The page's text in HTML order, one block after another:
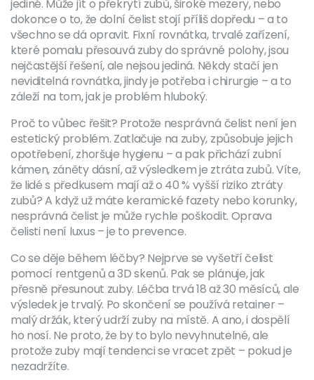
jediné. Může jít o překrytí zubů, široké mezery, nebo
dokonce o to, že dolní čelist stojí příliš dopředu – a to
všechno se dá opravit. Fixní rovnátka, trvalé zařízení,
které pomalu přesouvá zuby do správné polohy, jsou
nejčastější řešení, ale nejsou jediná. Někdy stačí jen
neviditelná rovnátka, jindy je potřeba i chirurgie – a to
záleží na tom, jak je problém hluboký.
Proč to vůbec řešit? Protože nesprávná čelist není jen
estetický problém. Zatlačuje na zuby, způsobuje jejich
opotřebení, zhoršuje hygienu – a pak přichází zubní
kámen, záněty dásní, až výsledkem je ztráta zubů. Víte,
že lidé s předkusem mají až o 40 % vyšší riziko ztráty
zubů? A když už máte keramické fazety nebo korunky,
nesprávná čelist je může rychle poškodit. Oprava
čelisti není luxus – je to prevence.
Co se děje během léčby? Nejprve se vyšetří čelist
pomocí rentgenů a 3D skenů. Pak se plánuje, jak
přesně přesunout zuby. Léčba trvá 18 až 30 měsíců, ale
výsledek je trvalý. Po skončení se používá retainer –
malý držák, který udrží zuby na místě. A ano, i dospělí
ho nosí. Ne proto, že by to bylo nevyhnutelné, ale
protože zuby mají tendenci se vracet zpět – pokud je
nezadržíte.